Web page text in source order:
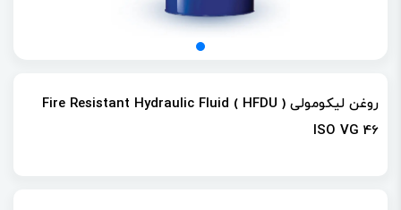
روغن لیکومولی Fire Resistant Hydraulic Fluid ( HFDU )
ISO VG 46